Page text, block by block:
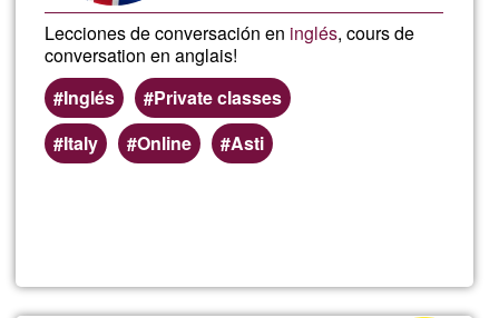
Lecciones de conversación en inglés, cours de
conversation en anglais!
Inglés
Private classes
Italy
Online Asti